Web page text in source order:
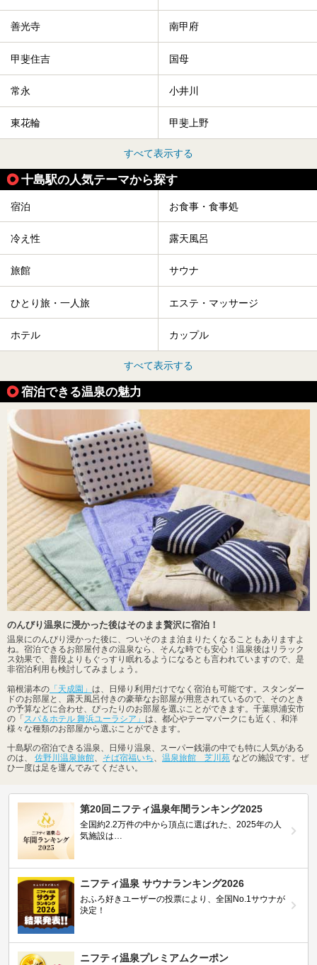
善光寺 南甲府
甲斐住吉 国母
常永 小井川
東花輪 甲斐上野
すべて表示する
十島駅の人気テーマから探す
宿泊 お食事・食事処
冷え性 露天風呂
旅館 サウナ
ひとり旅・一人旅 エステ・マッサージ
ホテル カップル
すべて表示する
宿泊できる温泉の魅力
のんびり温泉に浸かった後はそのまま贅沢に宿泊！
温泉にのんびり浸かった後に、ついそのまま泊まりたくなることもありますよ
ね。宿泊できるお部屋付きの温泉なら、そんな時でも安心！温泉後はリラック
ス効果で、普段よりもぐっすり眠れるようになるとも言われていますので、是
非宿泊利用も検討してみましょう。
箱根湯本の 「天成園」 は、日帰り利用だけでなく宿泊も可能です。スタンダー
ドのお部屋と、露天風呂付きの豪華なお部屋が用意されているので、そのとき
の予算などに合わせ、ぴったりのお部屋を選ぶことができます。千葉県浦安市
の「スパ＆ホテル 舞浜ユーラシア」 は、都心やテーマパークにも近く、和洋
様々な種類のお部屋から選ぶことができます。
十島駅の宿泊できる温泉、日帰り温泉、スーパー銭湯の中でも特に人気がある
のは、 佐野川温泉旅館、 そば宿福いち、 温泉旅館 芝川苑 などの施設です。ぜ
ひ一度は足を運んでみてください。
第20回ニフティ温泉年間ランキング2025
全国約2.2万件の中から頂点に選ばれた、2025年の人
気施設は…
ニフティ温泉 サウナランキング2026
おふろ好きユーザーの投票により、全国No.1サウナが
決定！
ニフティ温泉プレミアムクーポン